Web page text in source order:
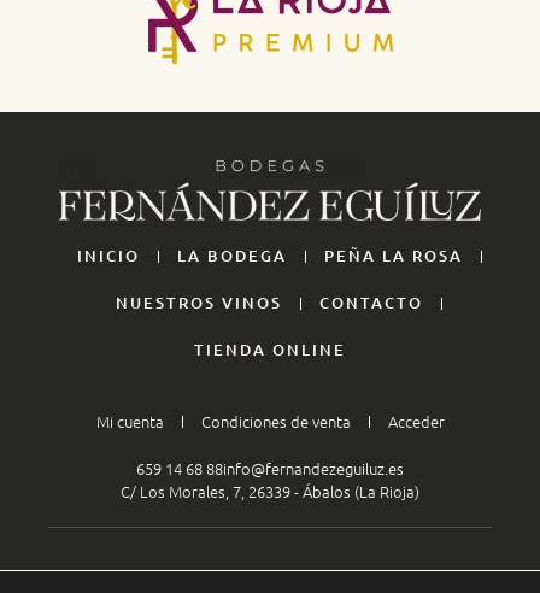
INICIO LA BODEGA PEÑA LA ROSA
NUESTROS VINOS CONTACTO
TIENDA ONLINE
Mi cuenta Condiciones de venta Acceder
659 14 68 88info@fernandezeguiluz.es
C/ Los Morales, 7, 26339 - Ábalos (La Rioja)